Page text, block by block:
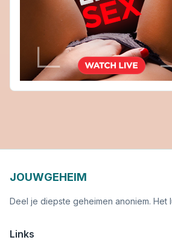
JOUWGEHEIM
Deel je diepste geheimen anoniem. Het
Links